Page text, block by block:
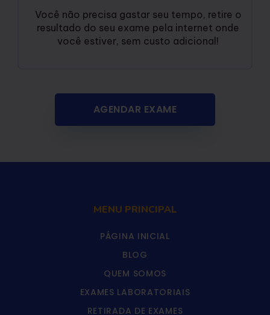
Você não precisa gastar seu tempo, retire o
resultado do seu exame pela internet onde
você estiver, sem custo adicional!
AGENDAR EXAME
MENU PRINCIPAL
PÁGINA INICIAL
BLOG
QUEM SOMOS
EXAMES LABORATORIAIS
RETIRADA DE EXAMES